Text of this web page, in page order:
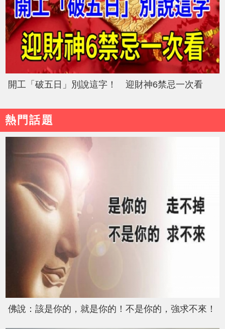
開工「破五日」別說這字！ 迎財神6禁忌一次看
熱門話題
佛說：該是你的，就是你的！不是你的，強求不來！